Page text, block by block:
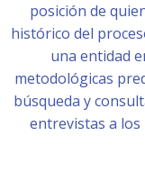
posición de
histórico del
una entidad
metodológicas
búsqueda y
entrevistas a